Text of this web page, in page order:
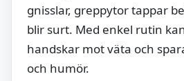
gnisslar, greppytor tappar
blir surt. Med enkel rutin
handskar mot väta och
och humör.